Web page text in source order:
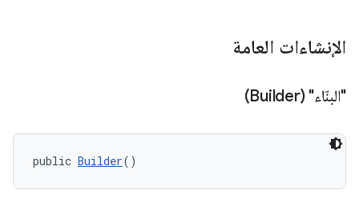
الإنشاءات العامة
"البنّاء" (Builder)
public Builder()